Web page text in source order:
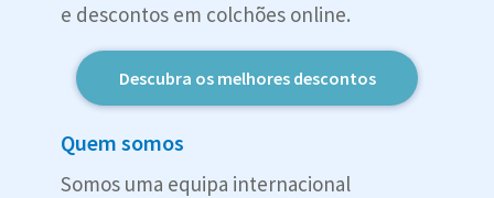
e descontos em colchões online.
Descubra os melhores descontos
Quem somos
Somos uma equipa internacional